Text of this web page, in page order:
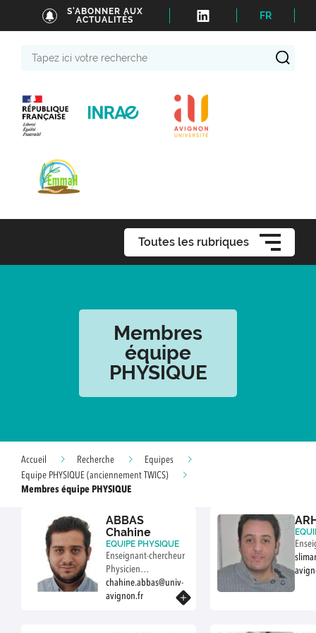
S'ABONNER AUX
ACTUALITÉS
FR
Toutes les rubriques
Membres
équipe
PHYSIQUE
Accueil Recherche
Equipes
Equipe PHYSIQUE (anciennement TWICS)
Membres équipe PHYSIQUE
ABBAS
Chahine
EQUIPE PHYSIQUE
Enseignant-chercheur
Physicien
expérimentateur,
spécialisé en
chahine.abbas@univ-
avignon.fr